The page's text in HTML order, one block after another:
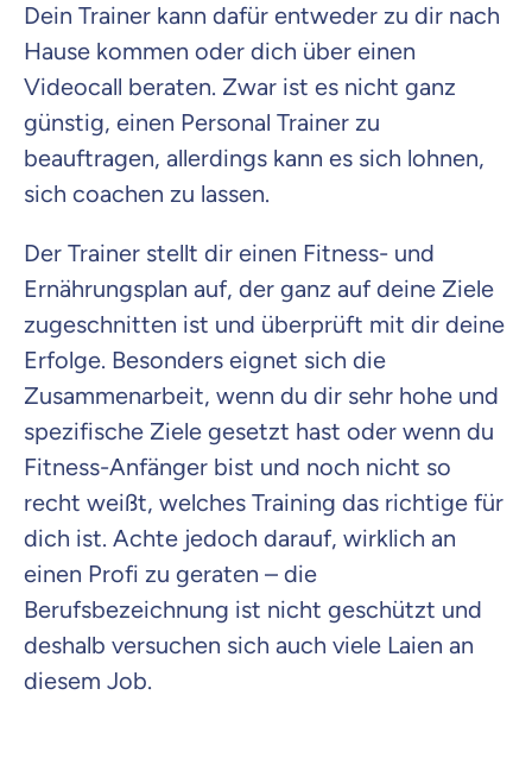
Dein Trainer kann dafür entweder zu dir nach
Hause kommen oder dich über einen
Videocall beraten. Zwar ist es nicht ganz
günstig, einen Personal Trainer zu
beauftragen, allerdings kann es sich lohnen,
sich coachen zu lassen.
Der Trainer stellt dir einen Fitness- und
Ernährungsplan auf, der ganz auf deine Ziele
zugeschnitten ist und überprüft mit dir deine
Erfolge. Besonders eignet sich die
Zusammenarbeit, wenn du dir sehr hohe und
spezifische Ziele gesetzt hast oder wenn du
Fitness-Anfänger bist und noch nicht so
recht weißt, welches Training das richtige für
dich ist. Achte jedoch darauf, wirklich an
einen Profi zu geraten – die
Berufsbezeichnung ist nicht geschützt und
deshalb versuchen sich auch viele Laien an
diesem Job.